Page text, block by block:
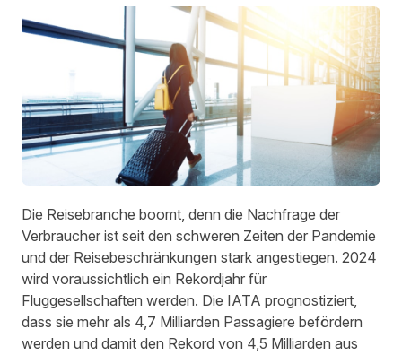
Die Reisebranche boomt, denn die Nachfrage der
Verbraucher ist seit den schweren Zeiten der Pandemie
und der Reisebeschränkungen stark angestiegen. 2024
wird voraussichtlich ein Rekordjahr für
Fluggesellschaften werden. Die IATA prognostiziert,
dass sie mehr als 4,7 Milliarden Passagiere befördern
werden und damit den Rekord von 4,5 Milliarden aus